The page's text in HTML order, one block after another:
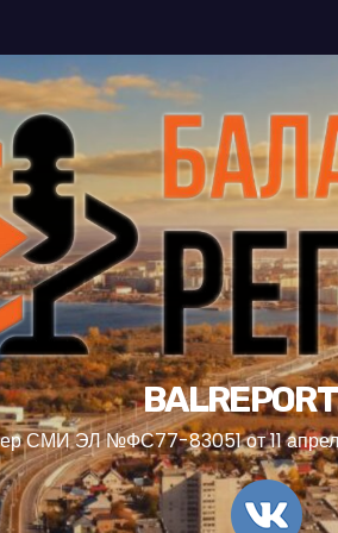
СМИ ЭЛ №ФС77-83051 от 11